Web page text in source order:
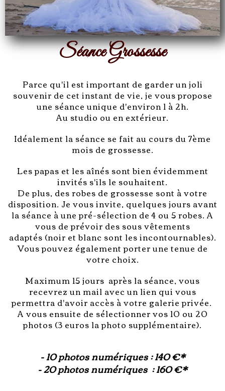
Séance Grossesse
Parce qu'il est important de garder un joli
souvenir de cet instant de vie, je vous propose
une séance unique d'environ 1 à 2h.
Au studio ou en extérieur.
Idéalement la séance se fait au cours du 7ème
mois de grossesse.
Les papas et les aînés sont bien évidemment
invités s'ils le souhaitent.
De plus, des robes de grossesse sont à votre
disposition. Je vous invite, quelques jours avant
la séance à une pré-sélection de 4 ou 5 robes.A
vous de prévoir des sous vêtements
adaptés (noir et blanc sont les incontournables).
Vous pouvez également porter une tenue de
votre choix.
Maximum 15 jours après la séance, vous
recevrez un mail avec un lien qui vous
permettra d'avoir accès à votre galerie privée.
A vous ensuite de sélectionner vos 10 ou 20
photos (3 euros la photo supplémentaire).
- 10 photos numériques : 140 €*
- 20 photos numériques : 160 €*